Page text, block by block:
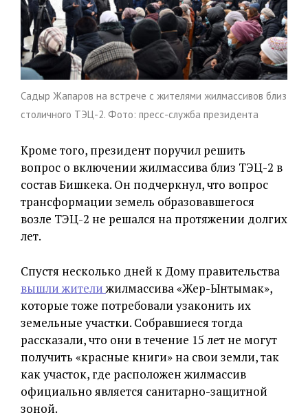
Садыр Жапаров на встрече с жителями жилмассивов близ
столичного ТЭЦ-2. Фото: пресс-служба президента
Кроме того, президент поручил решить
вопрос о включении жилмассива близ ТЭЦ-2 в
состав Бишкека. Он подчеркнул, что вопрос
трансформации земель образовавшегося
возле ТЭЦ-2 не решался на протяжении долгих
лет.
Спустя несколько дней к Дому правительства
вышли жители жилмассива «Жер-Ынтымак»,
которые тоже потребовали узаконить их
земельные участки. Собравшиеся тогда
рассказали, что они в течение 15 лет не могут
получить «красные книги» на свои земли, так
как участок, где расположен жилмассив
официально является санитарно-защитной
зоной.